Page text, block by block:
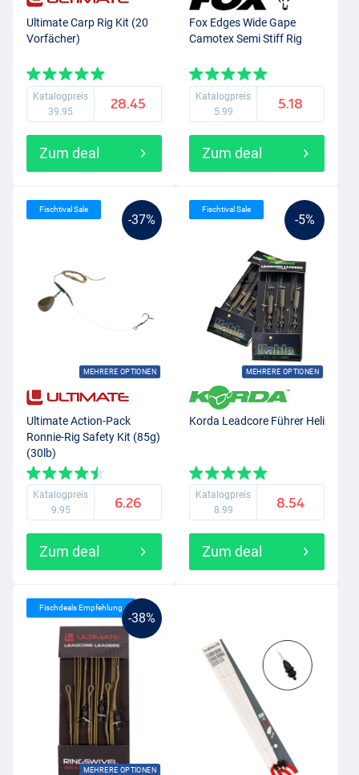
Ultimate Carp Rig Kit (20
Vorfächer)
Katalogpreis
39.95
28.45
Zum deal
Fox Edges Wide Gape
Camotex Semi Stiff Rig
Katalogpreis
5.99
5.18
Zum deal
-37%
MEHRERE OPTIONEN
Fischtival Sale
Ultimate Action-Pack
Ronnie-Rig Safety Kit (85g)
(30lb)
Katalogpreis
9.95
6.26
Zum deal
-5%
MEHRERE OPTIONEN
Fischtival Sale
Korda Leadcore Führer Heli
Katalogpreis
8.99
8.54
Zum deal
-38%
MEHRERE OPTIONEN
Fischdeals Empfehlung